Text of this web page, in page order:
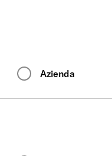
Azienda